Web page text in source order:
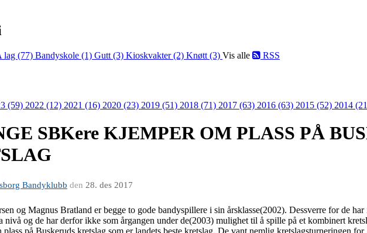
lag (77) Bandyskole (1) Gutt (3) Kioskvakter (2) Knøtt (3) Vis alle RSS
(59) 2022 (12) 2021 (16) 2020 (23) 2019 (51) 2018 (71) 2017 (63) 2016 (63) 2015 (52) 2014
SBKere KJEMPER OM PLASS PÅ
Bandyklubb den 28. des 2017
og Magnus Bratland er begge to gode bandyspillere i sin årsklasse(2002). Dessverre for de
nivå og de har derfor ikke som årgangen under de(2003) mulighet til å spille på et kombinert
plass på Buskeruds kretslag som er landets beste kretslag. De vant nemlig kretslagsturneringen